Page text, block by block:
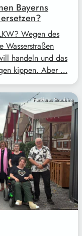
Bayerns
Wegen des
Wasserstraßen
handeln und das
kippen. Aber …
Funkhaus Straubing